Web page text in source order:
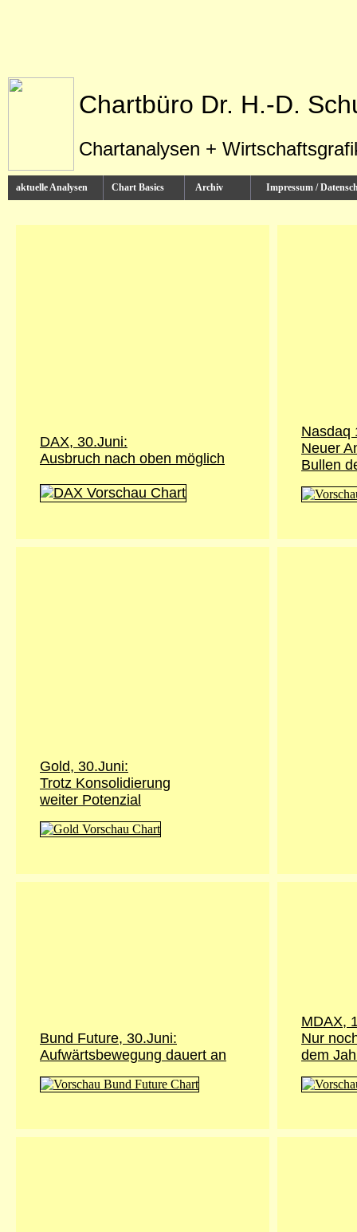
Chartbüro Dr. H.-D.
Chartanalysen +
aktuelle Analysen Chart Basics Archiv Impressum /
DAX, 30.Juni:
Ausbruch nach oben möglich
Nasdaq
Neuer
Bullen
Gold, 30.Juni:
Trotz Konsolidierung
weiter Potenzial
Bund Future, 30.Juni:
Aufwärtsbewegung dauert an
MDAX,
Nur
dem